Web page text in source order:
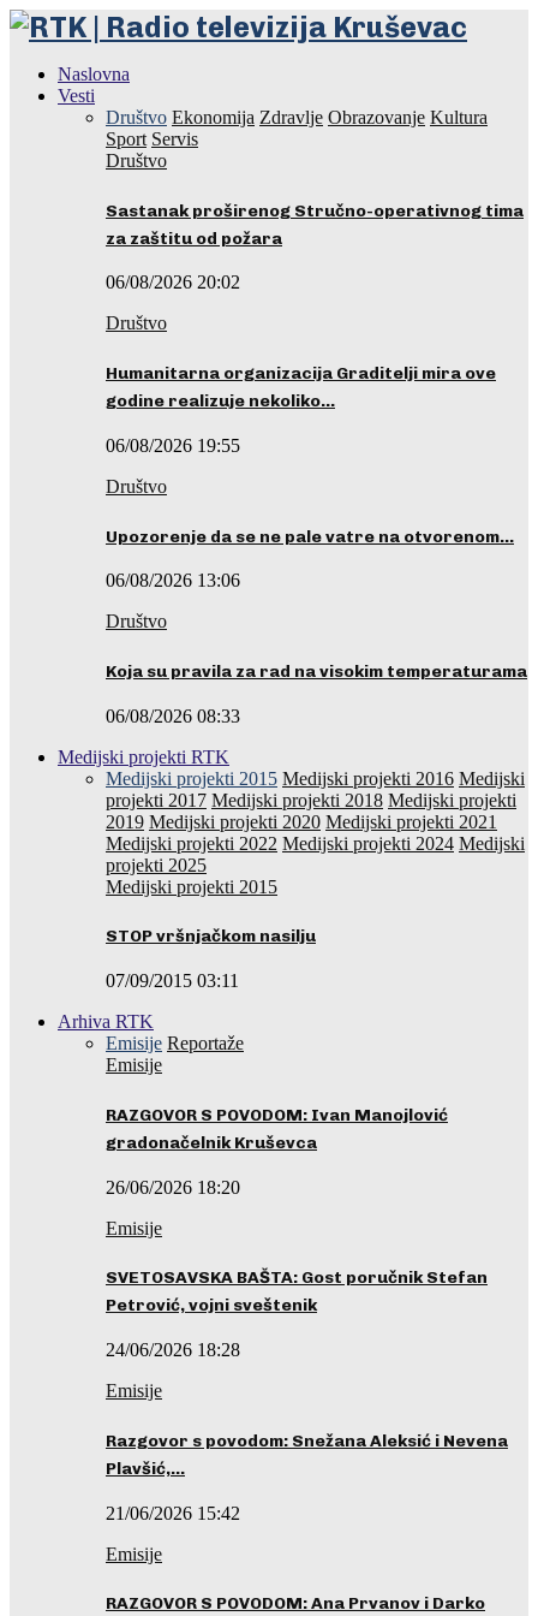
Naslovna
Vesti
Društvo Ekonomija Zdravlje Obrazovanje Kultura
Sport Servis
Društvo
Sastanak proširenog Stručno-operativnog tima
za zaštitu od požara
06/08/2026 20:02
Društvo
Humanitarna organizacija Graditelji mira ove
godine realizuje nekoliko…
06/08/2026 19:55
Društvo
Upozorenje da se ne pale vatre na otvorenom…
06/08/2026 13:06
Društvo
Koja su pravila za rad na visokim temperaturama
06/08/2026 08:33
Medijski projekti RTK
Medijski projekti 2015 Medijski projekti 2016 Medijski
projekti 2017 Medijski projekti 2018 Medijski projekti
2019 Medijski projekti 2020 Medijski projekti 2021
Medijski projekti 2022 Medijski projekti 2024 Medijski
projekti 2025
Medijski projekti 2015
STOP vršnjačkom nasilju
07/09/2015 03:11
Arhiva RTK
Emisije Reportaže
Emisije
RAZGOVOR S POVODOM: Ivan Manojlović
gradonačelnik Kruševca
26/06/2026 18:20
Emisije
SVETOSAVSKA BAŠTA: Gost poručnik Stefan
Petrović, vojni sveštenik
24/06/2026 18:28
Emisije
Razgovor s povodom: Snežana Aleksić i Nevena
Plavšić,…
21/06/2026 15:42
Emisije
RAZGOVOR S POVODOM: Ana Prvanov i Darko